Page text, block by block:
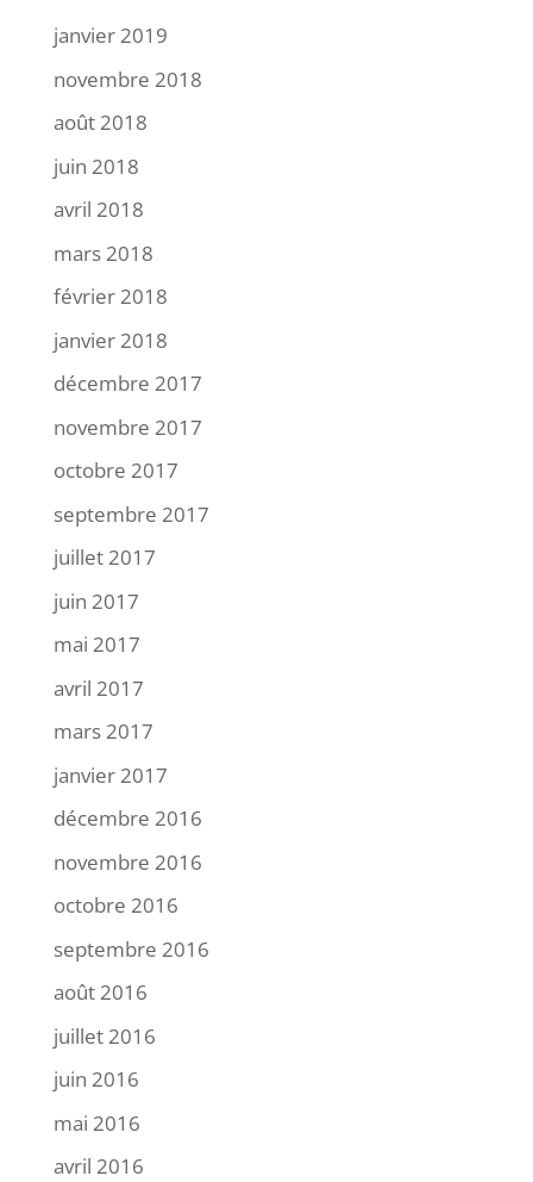
janvier 2019
novembre 2018
août 2018
juin 2018
avril 2018
mars 2018
février 2018
janvier 2018
décembre 2017
novembre 2017
octobre 2017
septembre 2017
juillet 2017
juin 2017
mai 2017
avril 2017
mars 2017
janvier 2017
décembre 2016
novembre 2016
octobre 2016
septembre 2016
août 2016
juillet 2016
juin 2016
mai 2016
avril 2016